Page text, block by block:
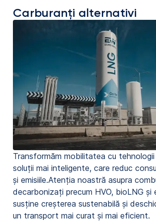
Carburanți alternativi
Transformăm mobilitatea cu
soluții mai inteligente, care reduc
și emisiile.Atenția noastră asupra
decarbonizați precum HVO, bioLNG și
susține creșterea sustenabilă și
un transport mai curat și mai eficient.